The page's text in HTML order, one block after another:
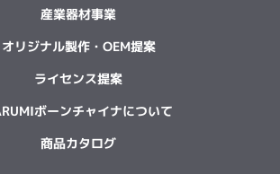
産業器材事業
オリジナル製作・OEM提案
ライセンス提案
ボーンチャイナについて
商品カタログ